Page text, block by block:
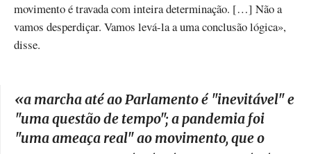
movimento é travada com inteira determinação. […] Não a
vamos desperdiçar. Vamos levá-la a uma conclusão lógica»,
disse.
«a marcha até ao Parlamento é "inevitável" e
"uma questão de tempo"; a pandemia foi
"uma ameaça real" ao movimento, que o